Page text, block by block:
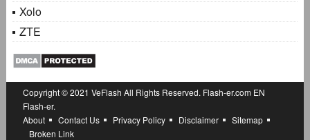
Xolo
ZTE
Copyright © 2021 VeFlash All Rights Reserved. Flash-er.com EN
Flash-er.
About
Contact Us Privacy Policy Disclaimer
Sitemap
Broken Link